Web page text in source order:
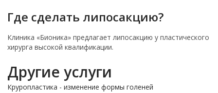
Где сделать липосакцию?
Клиника «Бионика» предлагает липосакцию у пластического
хирурга высокой квалификации.
Другие услуги
Круропластика - изменение формы голеней